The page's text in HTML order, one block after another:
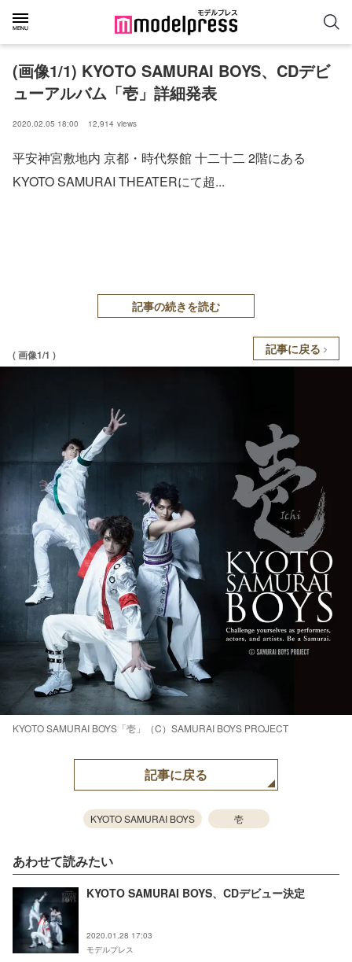
(画像1/1) KYOTO SAMURAI BOYS、CDデビ
ューアルバム「壱」詳細発表
2020.02.05 18:00 12,914 views
平安神宮敷地内 京都・時代祭館 十二十二 2階にある
KYOTO SAMURAI THEATERにて超...
記事の続きを読む
( 画像1/1 ) 記事に戻る
KYOTO SAMURAI BOYS「壱」（C）SAMURAI BOYS PROJECT
記事に戻る
KYOTO SAMURAI BOYS 壱
あわせて読みたい
KYOTO SAMURAI BOYS、CDデビュー決定
2020.01.28 17:03
モデルプレス